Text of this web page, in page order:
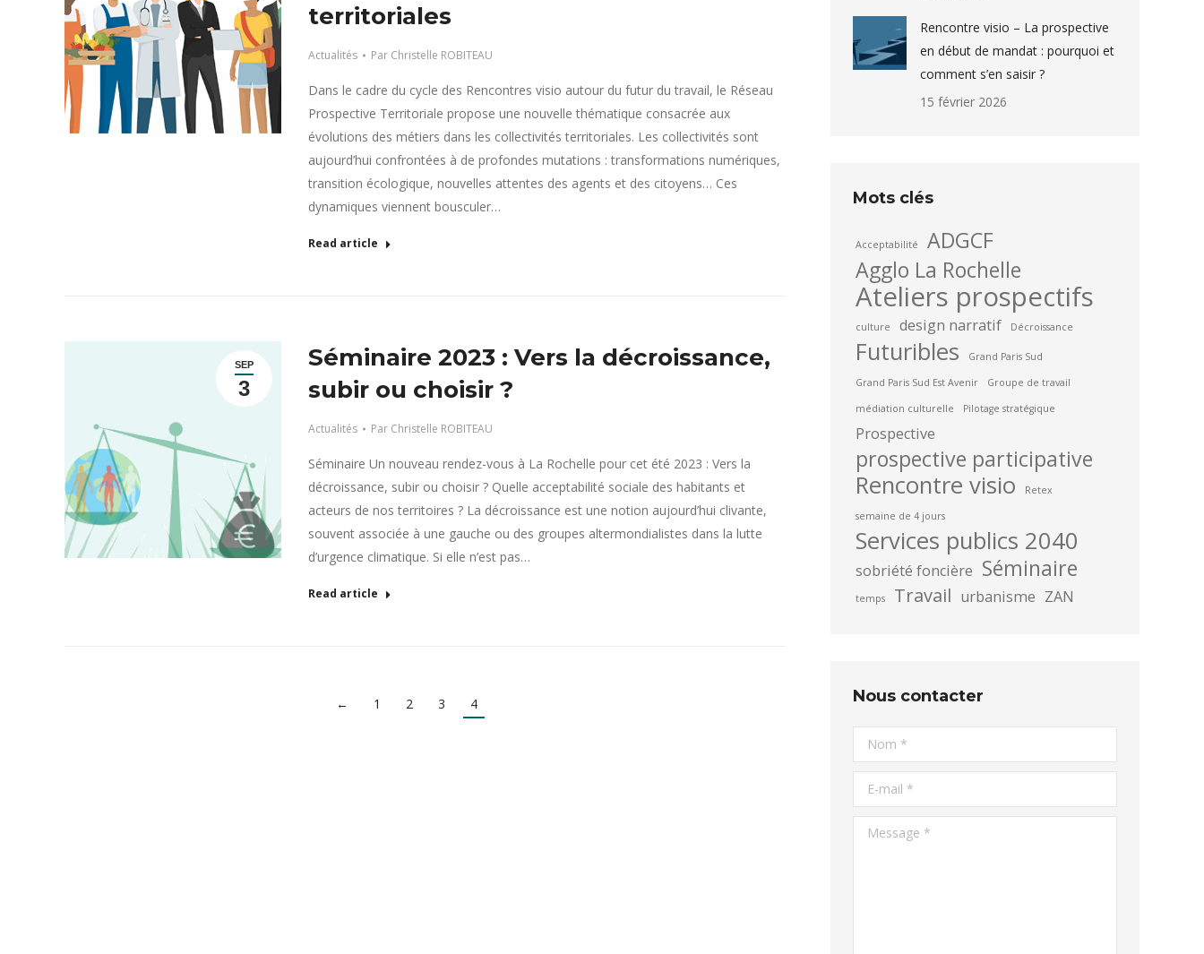
territoriales
Actualités Par Christelle ROBITEAU
Dans le cadre du cycle des Rencontres visio autour du futur du travail, le Réseau
Prospective Territoriale propose une nouvelle thématique consacrée aux
évolutions des métiers dans les collectivités territoriales. Les collectivités sont
aujourd’hui confrontées à de profondes mutations : transformations numériques,
transition écologique, nouvelles attentes des agents et des citoyens… Ces
dynamiques viennent bousculer…
Read article
SEP
3
Séminaire 2023 : Vers la décroissance,
subir ou choisir ?
Actualités Par Christelle ROBITEAU
Séminaire Un nouveau rendez-vous à La Rochelle pour cet été 2023 : Vers la
décroissance, subir ou choisir ? Quelle acceptabilité sociale des habitants et
acteurs de nos territoires ? La décroissance est une notion aujourd’hui clivante,
souvent associée à une gauche ou des groupes altermondialistes dans la lutte
d’urgence climatique. Si elle n’est pas…
Read article
← 1 2 3 4
Rencontre visio – La prospective
en début de mandat : pourquoi et
comment s’en saisir ?
15 février 2026
Mots clés
Acceptabilité
ADGCF
Agglo La Rochelle
Ateliers prospectifs
culture design narratif Décroissance
Futuribles Grand Paris Sud
Grand Paris Sud Est Avenir Groupe de travail
médiation culturelle Pilotage stratégique
Prospective
prospective participative
Rencontre visio Retex
semaine de 4 jours
Services publics 2040
sobriété foncière Séminaire
temps Travail urbanisme ZAN
Nous contacter
Nom *
E-mail *
Message *